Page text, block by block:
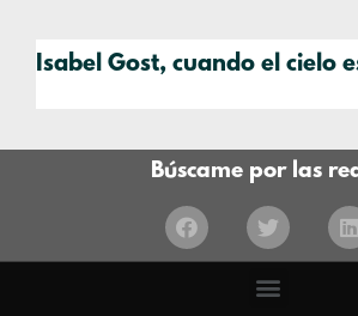
Isabel Gost, cuando el cielo
Búscame por las